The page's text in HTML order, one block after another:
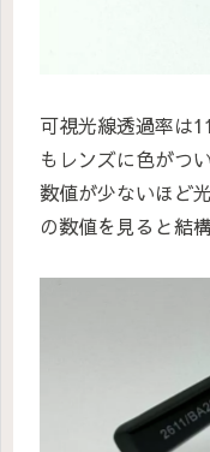
可視光線透過率は
もレンズに色がつ
数値が少ないほど
の数値を見ると結